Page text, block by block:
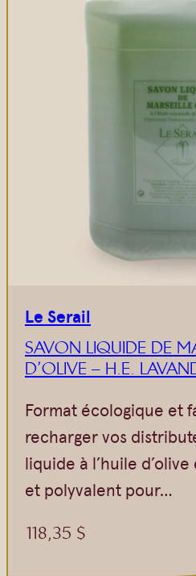
Le Serail
SAVON LIQUIDE DE
D’OLIVE – H.E.
Format écologique et
recharger vos
liquide à l’huile
et polyvalent pour…
118,35 $